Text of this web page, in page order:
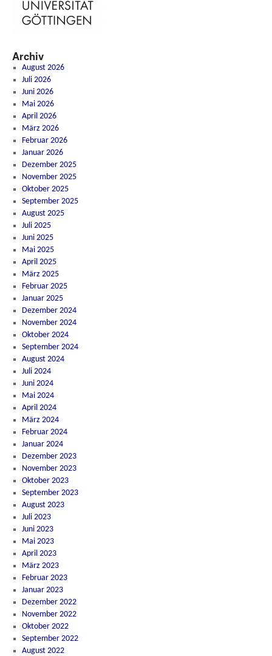
Archiv
August 2026
Juli 2026
Juni 2026
Mai 2026
April 2026
März 2026
Februar 2026
Januar 2026
Dezember 2025
November 2025
Oktober 2025
September 2025
August 2025
Juli 2025
Juni 2025
Mai 2025
April 2025
März 2025
Februar 2025
Januar 2025
Dezember 2024
November 2024
Oktober 2024
September 2024
August 2024
Juli 2024
Juni 2024
Mai 2024
April 2024
März 2024
Februar 2024
Januar 2024
Dezember 2023
November 2023
Oktober 2023
September 2023
August 2023
Juli 2023
Juni 2023
Mai 2023
April 2023
März 2023
Februar 2023
Januar 2023
Dezember 2022
November 2022
Oktober 2022
September 2022
August 2022